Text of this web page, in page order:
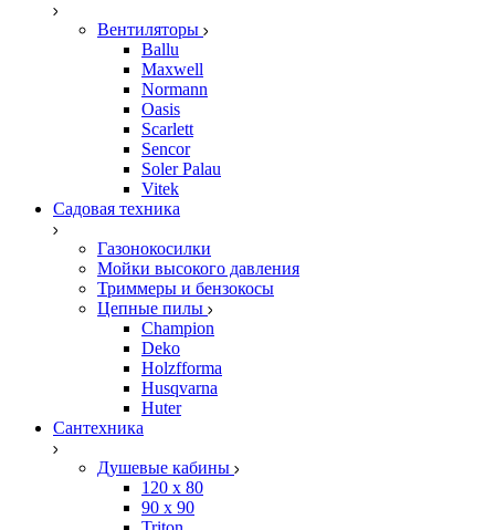
Вентиляторы
Ballu
Maxwell
Normann
Oasis
Scarlett
Sencor
Soler Palau
Vitek
Садовая техника
Газонокосилки
Мойки высокого давления
Триммеры и бензокосы
Цепные пилы
Champion
Deko
Holzfforma
Husqvarna
Huter
Сантехника
Душевые кабины
120 x 80
90 х 90